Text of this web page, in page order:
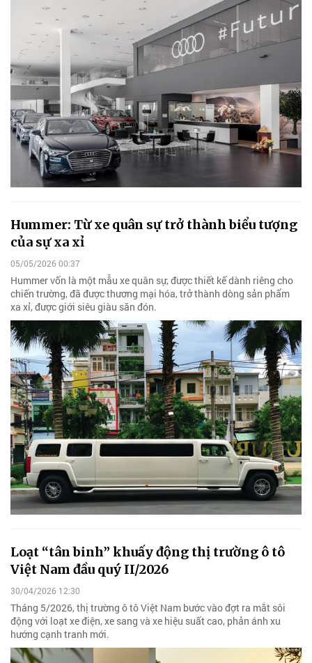
Hummer: Từ xe quân sự trở thành biểu tượng
của sự xa xỉ
05/05/2026 00:37
Hummer vốn là một mẫu xe quân sự, được thiết kế dành riêng cho
chiến trường, đã được thương mại hóa, trở thành dòng sản phẩm
xa xỉ, được giới siêu giàu săn đón.
Loạt “tân binh” khuấy động thị trường ô tô
Việt Nam đầu quý II/2026
30/04/2026 12:30
Tháng 5/2026, thị trường ô tô Việt Nam bước vào đợt ra mắt sôi
động với loạt xe điện, xe sang và xe hiệu suất cao, phản ánh xu
hướng cạnh tranh mới.